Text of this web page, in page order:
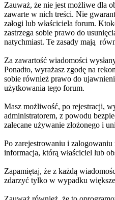
Zauważ, że nie jest możliwe dla
zawarte w nich treści. Nie
załogi lub właściciela forum.
zastrzega sobie prawo do
natychmiast. Te zasady mają
Za zawartość wiadomości
Ponadto, wyrażasz zgodę na
sobie również prawo do
użytkowania tego forum.
Masz możliwość, po rejestracji,
administratorem, z powodu
zalecane używanie złożonego i
Po zarejestrowaniu i
informacja, którą właściciel lub
Zapamiętaj, że z każdą
zdarzyć tylko w wypadku